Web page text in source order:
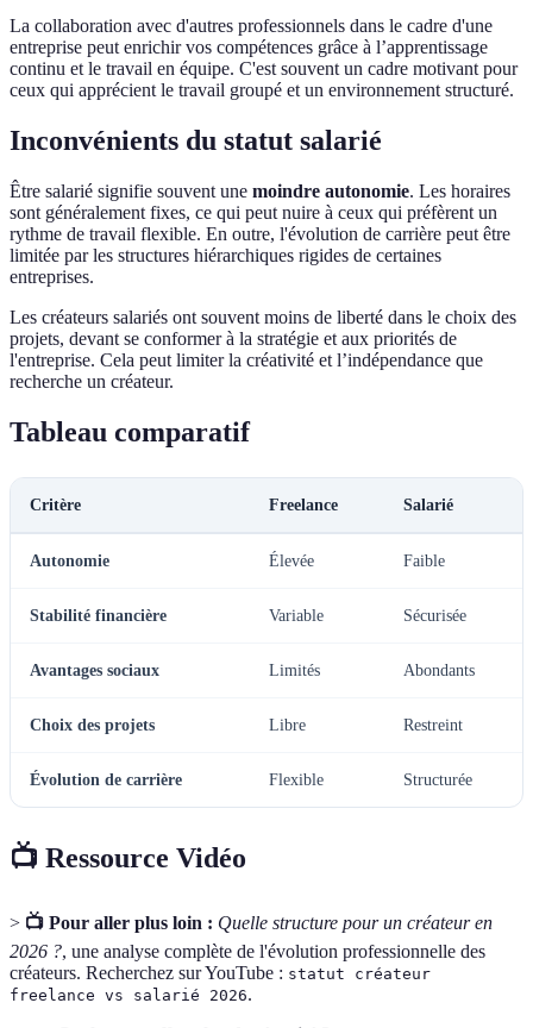
La collaboration avec d'autres professionnels dans le cadre d'une
entreprise peut enrichir vos compétences grâce à l’apprentissage
continu et le travail en équipe. C'est souvent un cadre motivant pour
ceux qui apprécient le travail groupé et un environnement structuré.
Inconvénients du statut salarié
Être salarié signifie souvent une moindre autonomie. Les horaires
sont généralement fixes, ce qui peut nuire à ceux qui préfèrent un
rythme de travail flexible. En outre, l'évolution de carrière peut être
limitée par les structures hiérarchiques rigides de certaines
entreprises.
Les créateurs salariés ont souvent moins de liberté dans le choix des
projets, devant se conformer à la stratégie et aux priorités de
l'entreprise. Cela peut limiter la créativité et l’indépendance que
recherche un créateur.
Tableau comparatif
Critère Freelance Salarié
Autonomie Élevée Faible
Stabilité financière Variable Sécurisée
Avantages sociaux Limités Abondants
Choix des projets Libre Restreint
Évolution de carrière Flexible Structurée
📺 Ressource Vidéo
> 📺 Pour aller plus loin : Quelle structure pour un créateur en
2026 ?, une analyse complète de l'évolution professionnelle des
créateurs. Recherchez sur YouTube : statut créateur
freelance vs salarié 2026.